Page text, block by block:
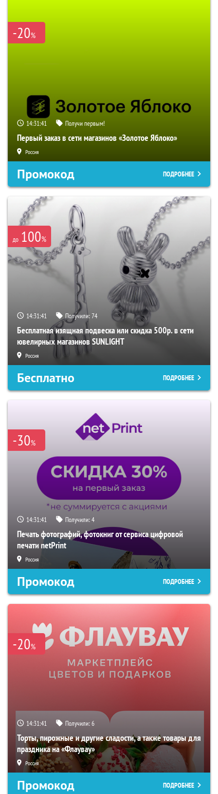
-20%
14:31:40 Получи первым!
Первый заказ в сети магазинов «Золотое Яблоко»
Россия
Промокод ПОДРОБНЕЕ
до 100%
14:31:40 Получили:74
Бесплатная изящная подвеска или скидка 500р. в сети
ювелирных магазинов SUNLIGHT
Россия
Бесплатно ПОДРОБНЕЕ
-30%
14:31:40 Получили:4
Печать фотографий, фотокниг от сервиса цифровой
печати netPrint
Россия
Промокод ПОДРОБНЕЕ
-20%
14:31:40 Получили:6
Торты, пирожные и другие сладости, а также товары для
праздника на «Флаувау»
Россия
Промокод ПОДРОБНЕЕ